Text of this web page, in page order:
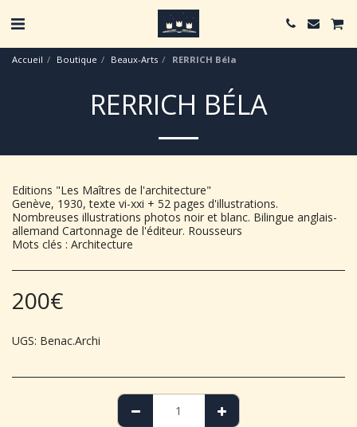
Accueil Boutique Beaux-Arts RERRICH Béla
RERRICH BÉLA
Editions "Les Maîtres de l'architecture"
Genève, 1930, texte vi-xxi + 52 pages d'illustrations.
Nombreuses illustrations photos noir et blanc. Bilingue anglais-
allemand Cartonnage de l'éditeur. Rousseurs
Mots clés : Architecture
200€
UGS: Benac.Archi